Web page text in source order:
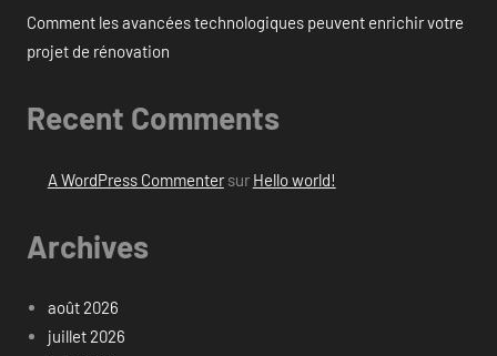
Comment les avancées technologiques peuvent enrichir votre
projet de rénovation
Recent Comments
A WordPress Commentersur Hello world!
Archives
août 2026
juillet 2026